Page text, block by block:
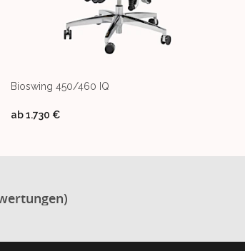
Bioswing 450/460 IQ
ab1.730 €